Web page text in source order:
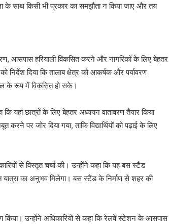
के साथ किसी भी प्रकार का समझौता न किया जाए और तय
आसपास हरियाली विकसित करने और नागरिकों के लिए बेहतर
दिया कि तालाब क्षेत्र को आकर्षक और पर्यावरण
के रूप में विकसित हो सके।
यहां छात्रों के लिए बेहतर अध्ययन वातावरण तैयार किया
पर जोर दिया गया, ताकि विद्यार्थियों को पढ़ाई के लिए
से विस्तृत चर्चा की। उन्होंने कहा कि यह बस स्टैंड
का अनुभव मिलेगा। बस स्टैंड के निर्माण से शहर की
किया। उन्होंने अधिकारियों से कहा कि रेलवे स्टेशन के आसपास